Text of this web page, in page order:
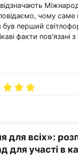
відзначають
чому саме
перший
факти пов'язані
для всіх»:
для участі в